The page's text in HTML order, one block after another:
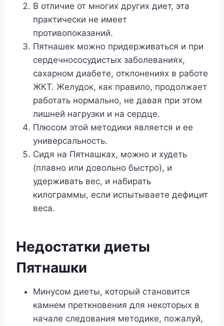
В отличие от многих других диет, эта
практически не имеет
противопоказаний.
Пятнашек можно придерживаться и при
сердечнососудистых заболеваниях,
сахарном диабете, отклонениях в работе
ЖКТ. Желудок, как правило, продолжает
работать нормально, не давая при этом
лишней нагрузки и на сердце.
Плюсом этой методики является и ее
универсальность.
Сидя на Пятнашках, можно и худеть
(плавно или довольно быстро), и
удерживать вес, и набирать
килограммы, если испытываете дефицит
веса.
Недостатки диеты
Пятнашки
Минусом диеты, который становится
камнем преткновения для некоторых в
начале следования методике, пожалуй,